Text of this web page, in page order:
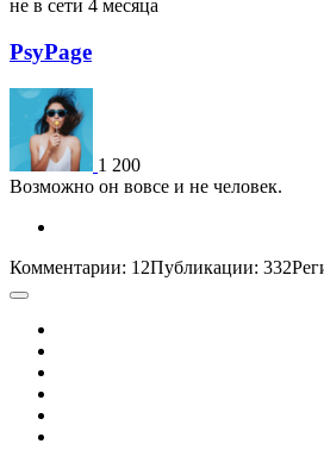
не в сети 4 месяца
PsyPage
1 200
Возможно он вовсе и не человек.
Комментарии: 12Публикации: 332